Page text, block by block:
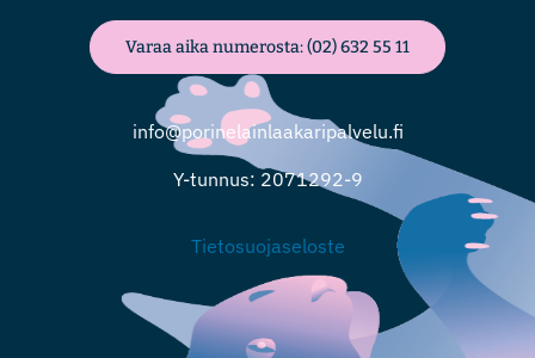
Varaa aika numerosta: (02) 632 55 11
info@porinelainlaakaripalvelu.fi
Y-tunnus: 2071292-9
Tietosuojaseloste